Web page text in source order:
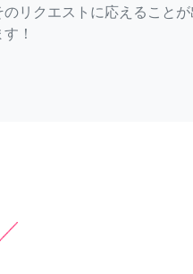
リクエストに応えることが
！